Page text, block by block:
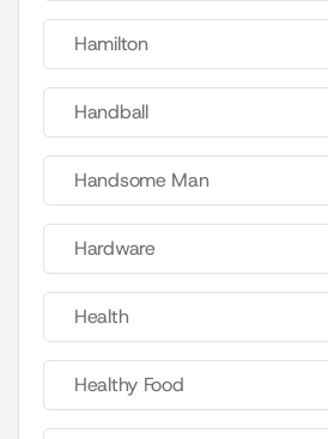
Hamilton
Handball
Handsome Man
Hardware
Health
Healthy Food